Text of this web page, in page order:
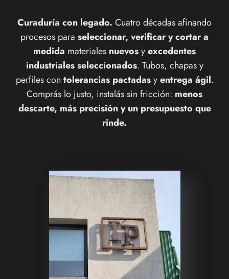
Curaduría con legado. Cuatro décadas afinando
procesos para seleccionar, verificar y cortar a
medida materiales nuevosyexcedentes
industriales seleccionados. Tubos, chapas y
perfiles con tolerancias pactadasyentrega ágil.
Comprás lo justo, instalás sin fricción: menos
descarte, más precisión y un presupuesto que
rinde.